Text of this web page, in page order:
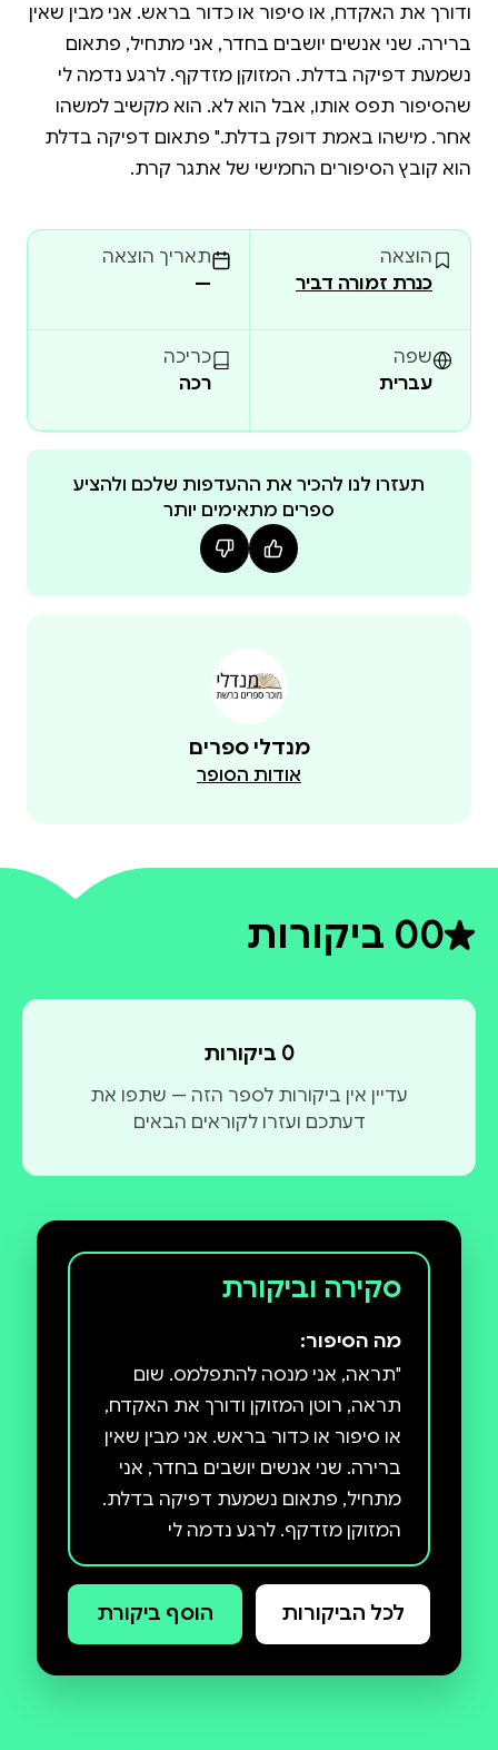
ודורך את האקדח, או סיפור או כדור בראש. אני מבין שאין
ברירה. שני אנשים יושבים בחדר, אני מתחיל, פתאום
נשמעת דפיקה בדלת. המזוקן מזדקף. לרגע נדמה לי
שהסיפור תפס אותו, אבל הוא לא. הוא מקשיב למשהו
אחר. מישהו באמת דופק בדלת." פתאום דפיקה בדלת
הוא קובץ הסיפורים החמישי של אתגר קרת.
הוצאה
כנרת זמורה דביר
תאריך הוצאה
—
שפה
עברית
כריכה
רכה
תעזרו לנו להכיר את ההעדפות שלכם ולהציע
ספרים מתאימים יותר
מנדלי ספרים
אודות הסופר
0דירוג ממוצע 0 מתוך 5
0 ביקורות
0 ביקורות
עדיין אין ביקורות לספר הזה — שתפו את
דעתכם ועזרו לקוראים הבאים
סקירה וביקורת
מה הסיפור:
"תראה, אני מנסה להתפלמס. שום
תראה, רוטן המזוקן ודורך את האקדח,
או סיפור או כדור בראש. אני מבין שאין
ברירה. שני אנשים יושבים בחדר, אני
מתחיל, פתאום נשמעת דפיקה בדלת.
המזוקן מזדקף. לרגע נדמה לי
שהסיפור תפס אותו, אבל הוא לא. הוא
מקשיב למשהו אחר. מישהו באמת
דופק בדלת." פתאום דפיקה בדלת
לכל הביקורות הוסף ביקורת